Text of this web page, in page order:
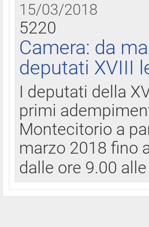
15/03/2018
5220
Camera: da
deputati XVIII
I deputati della
primi
Montecitorio a
marzo 2018 fino
dalle ore 9.00